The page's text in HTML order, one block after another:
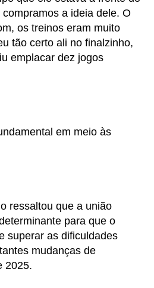
a ideia dele. O
os treinos eram muito
tão certo ali no finalzinho,
emplacar dez jogos
em meio às
ressaltou que a união
para que o
superar as dificuldades
mudanças de
2025.